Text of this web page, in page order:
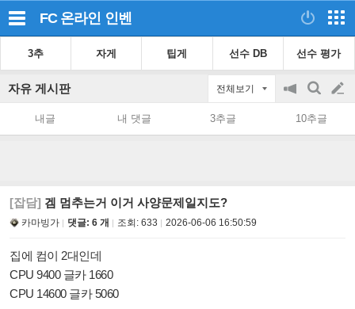
FC 온라인 인벤
3추 자게 팁게 선수 DB 선수 평가
자유 게시판 전체보기
공
지
on/off
검
색
글
쓰
내글 내 댓글 3추글 10추글
[잡담] 겜 멈추는거 이거 사양문제일지도?
카마빙가 댓글: 6 개 조회: 633 2026-06-06 16:50:59
집에 컴이 2대인데
CPU 9400 글카 1660
CPU 14600 글카 5060